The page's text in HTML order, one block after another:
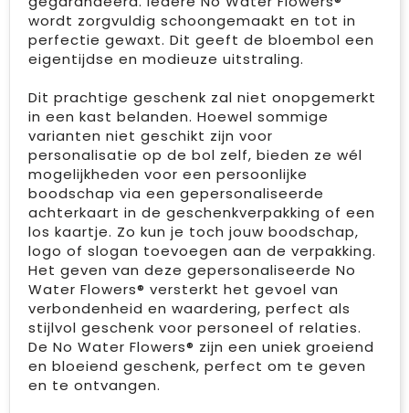
wordt zorgvuldig schoongemaakt en tot in
perfectie gewaxt. Dit geeft de bloembol een
eigentijdse en modieuze uitstraling.
Dit prachtige geschenk zal niet onopgemerkt
in een kast belanden. Hoewel sommige
varianten niet geschikt zijn voor
personalisatie op de bol zelf, bieden ze wél
mogelijkheden voor een persoonlijke
boodschap via een gepersonaliseerde
achterkaart in de geschenkverpakking of een
los kaartje. Zo kun je toch jouw boodschap,
logo of slogan toevoegen aan de verpakking.
Het geven van deze gepersonaliseerde No
Water Flowers® versterkt het gevoel van
verbondenheid en waardering, perfect als
stijlvol geschenk voor personeel of relaties.
De No Water Flowers® zijn een uniek groeiend
en bloeiend geschenk, perfect om te geven
en te ontvangen.